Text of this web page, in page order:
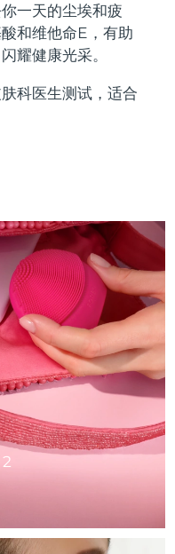
一天的尘埃和疲
和维他命E，有助
耀健康光采。
科医生测试，适合
Max
removal device
hair removal
Prep Gel
gel
toning
Solution
gel
devices
护理
treatment
massagers
.
essentials
Scalp
Set
& 18% PAP gel
Gel
预计送达日期 8/14/26
预计送达日期8/10/26
预计送达日期8/11/26
预计送达日期8/8/26
预计送达日期8/10/26
预计送达日期8/14/26
预计送达日期8/13/26